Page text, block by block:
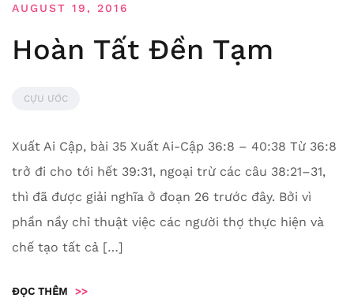
AUGUST 19, 2016
Hoàn Tất Đền Tạm
CỰU ƯỚC
Xuất Ai Cập, bài 35 Xuất Ai-Cập 36:8 – 40:38 Từ 36:8
trở đi cho tới hết 39:31, ngoại trừ các câu 38:21–31,
thì đã được giải nghĩa ở đoạn 26 trước đây. Bởi vì
phần nầy chỉ thuật việc các người thợ thực hiện và
chế tạo tất cả […]
ĐỌC THÊM >>